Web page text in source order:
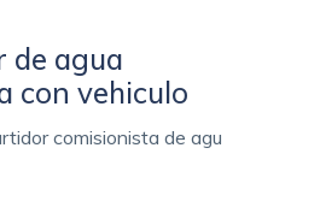
de agua
con vehiculo
comisionista de agu